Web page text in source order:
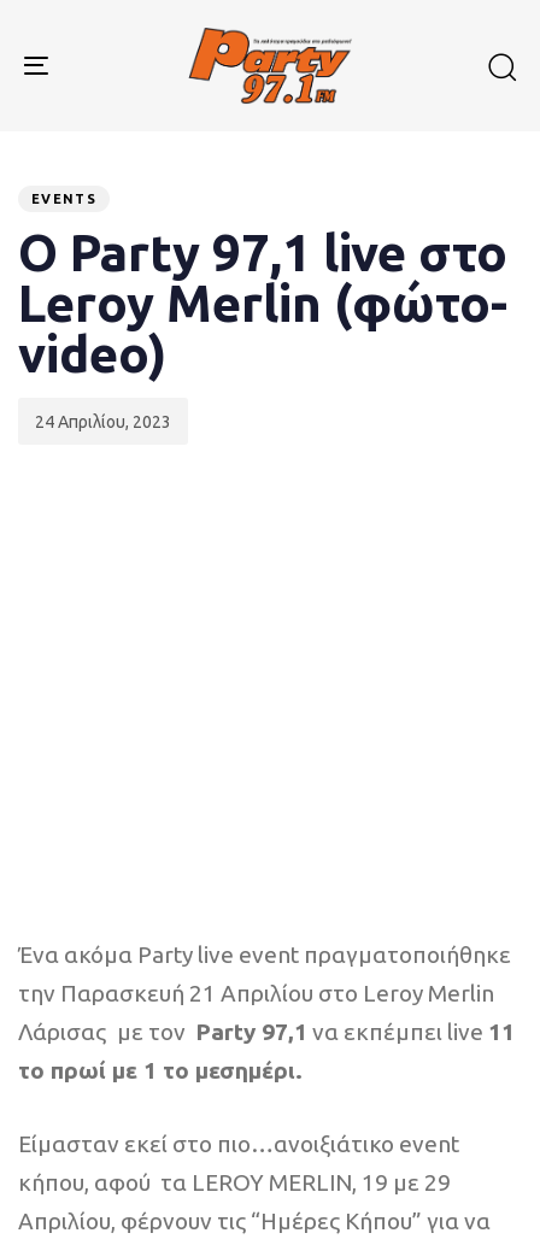
primary
Toggle
EVENTS
Ο Party 97,1 live στο
Leroy Merlin (φώτο-
video)
24 Απριλίου, 2023
Ένα ακόμα Party live event πραγματοποιήθηκε
την Παρασκευή 21 Απριλίου στο Leroy Merlin
Λάρισας με τoν Party 97,1 να εκπέμπει live 11
το πρωί με 1 το μεσημέρι.
Είμασταν εκεί στο πιο…ανοιξιάτικο event
κήπου, αφού τα LEROY MERLIN, 19 με 29
Απριλίου, φέρνουν τις “Ημέρες Κήπου” για να